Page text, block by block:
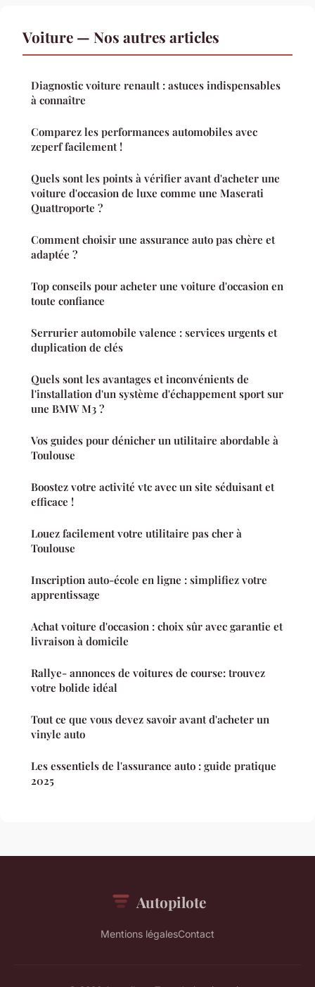
Voiture — Nos autres articles
Diagnostic voiture renault : astuces indispensables
à connaître
Comparez les performances automobiles avec
zeperf facilement !
Quels sont les points à vérifier avant d'acheter une
voiture d'occasion de luxe comme une Maserati
Quattroporte ?
Comment choisir une assurance auto pas chère et
adaptée ?
Top conseils pour acheter une voiture d'occasion en
toute confiance
Serrurier automobile valence : services urgents et
duplication de clés
Quels sont les avantages et inconvénients de
l'installation d'un système d'échappement sport sur
une BMW M3 ?
Vos guides pour dénicher un utilitaire abordable à
Toulouse
Boostez votre activité vtc avec un site séduisant et
efficace !
Louez facilement votre utilitaire pas cher à
Toulouse
Inscription auto-école en ligne : simplifiez votre
apprentissage
Achat voiture d'occasion : choix sûr avec garantie et
livraison à domicile
Rallye- annonces de voitures de course: trouvez
votre bolide idéal
Tout ce que vous devez savoir avant d'acheter un
vinyle auto
Les essentiels de l'assurance auto : guide pratique
2025
Autopilote
Mentions légalesContact